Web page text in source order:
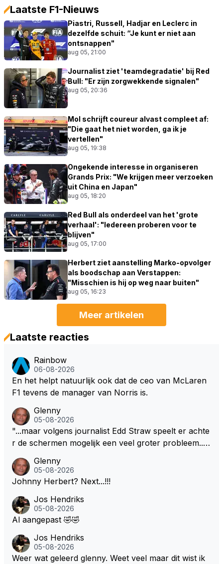
Laatste F1-Nieuws
Piastri, Russell, Hadjar en Leclerc in
dezelfde schuit: “Je kunt er niet aan
ontsnappen"
aug 05, 21:00
Journalist ziet 'teamdegradatie' bij Red
Bull: "Er zijn zorgwekkende signalen"
aug 05, 20:36
Mol schrijft coureur alvast compleet af:
"Die gaat het niet worden, ga ik je
vertellen"
aug 05, 19:38
Ongekende interesse in organiseren
Grands Prix: "We krijgen meer verzoeken
uit China en Japan"
aug 05, 18:20
Red Bull als onderdeel van het 'grote
verhaal': "Iedereen proberen voor te
blijven"
aug 05, 17:00
Herbert ziet aanstelling Marko-opvolger
als boodschap aan Verstappen:
"Misschien is hij op weg naar buiten"
aug 05, 16:23
Meer artikelen
Laatste reacties
Rainbow
06-08-2026
En het helpt natuurlijk ook dat de ceo van McLaren
F1 tevens de manager van Norris is.
Glenny
05-08-2026
"...maar volgens journalist Edd Straw speelt er achte
r de schermen mogelijk een veel groter probleem..."
Glenny
05-08-2026
Johnny Herbert? Next...!!!
Jos Hendriks
05-08-2026
Al aangepast 🤣🤣
Jos Hendriks
05-08-2026
Weer wat geleerd glenny. Weet veel maar dit wist ik